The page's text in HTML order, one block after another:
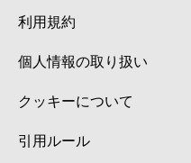
利用規約
個人情報の取り扱い
クッキーについて
引用ルール